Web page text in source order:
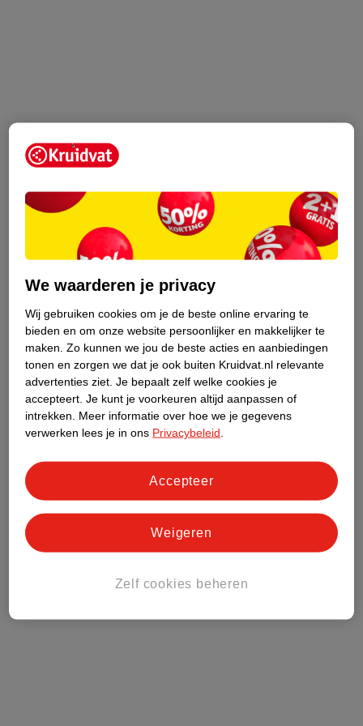
We waarderen je privacy
Wij gebruiken cookies om je de beste online ervaring te
bieden en om onze website persoonlijker en makkelijker te
maken. Zo kunnen we jou de beste acties en aanbiedingen
tonen en zorgen we dat je ook buiten Kruidvat.nl relevante
advertenties ziet. Je bepaalt zelf welke cookies je
accepteert. Je kunt je voorkeuren altijd aanpassen of
intrekken.
Meer informatie over hoe we je gegevens
verwerken lees je in ons Privacybeleid
Zelf cookies beheren
Weigeren
Accepteer